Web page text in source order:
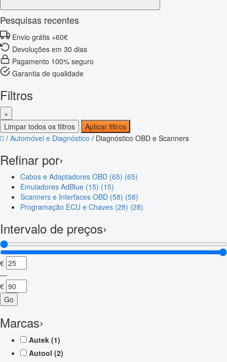
Pesquisas recentes
Envio grátis +60€
Devoluções em 30 dias
Pagamento 100% seguro
Garantia de qualidade
Filtros
×
Limpar todos os filtros
Aplicar filtros
/ Automóvel e Diagnóstico / Diagnóstico OBD e Scanners
Refinar por›
Cabos e Adaptadores OBD (65) (65)
Emuladores AdBlue (15) (15)
Scanners e Interfaces OBD (58) (58)
Programação ECU e Chaves (28) (28)
Intervalo de preços›
€
—
€
Go
Marcas›
Autek (1)
Autool (2)